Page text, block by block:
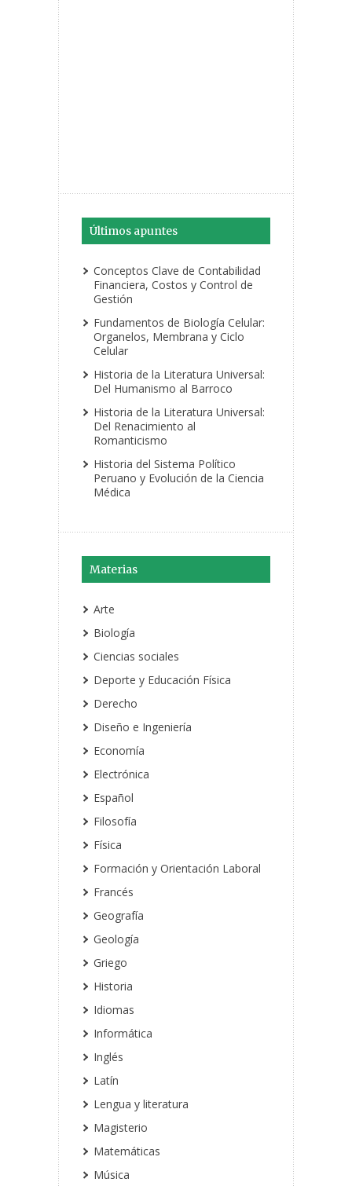
Últimos apuntes
Conceptos Clave de Contabilidad
Financiera, Costos y Control de
Gestión
Fundamentos de Biología Celular:
Organelos, Membrana y Ciclo
Celular
Historia de la Literatura Universal:
Del Humanismo al Barroco
Historia de la Literatura Universal:
Del Renacimiento al
Romanticismo
Historia del Sistema Político
Peruano y Evolución de la Ciencia
Médica
Materias
Arte
Biología
Ciencias sociales
Deporte y Educación Física
Derecho
Diseño e Ingeniería
Economía
Electrónica
Español
Filosofía
Física
Formación y Orientación Laboral
Francés
Geografía
Geología
Griego
Historia
Idiomas
Informática
Inglés
Latín
Lengua y literatura
Magisterio
Matemáticas
Música